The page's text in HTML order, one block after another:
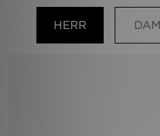
HERR DAM